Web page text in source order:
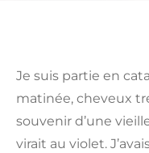
Je suis partie en
matinée, cheveux
souvenir d’une
virait au violet.